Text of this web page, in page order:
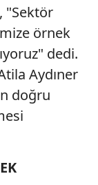
"Sektör
örnek
dedi.
Aydıner
doğru